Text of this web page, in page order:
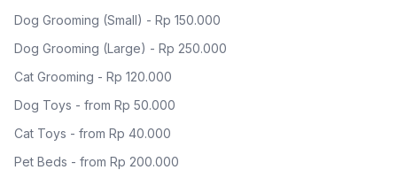
Dog Grooming (Small) - Rp 150.000
Dog Grooming (Large) - Rp 250.000
Cat Grooming - Rp 120.000
Dog Toys - from Rp 50.000
Cat Toys - from Rp 40.000
Pet Beds - from Rp 200.000